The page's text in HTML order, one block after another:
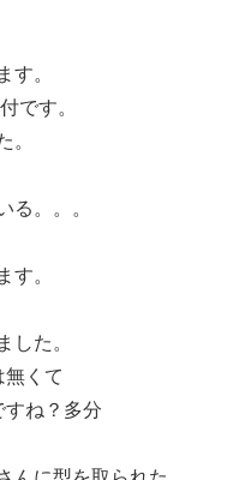
す。
です。
。
る。。。
す。
した。
くて
すね？多分